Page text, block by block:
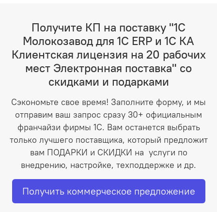
Получите КП на поставку "1С
Молокозавод для 1С ERP и 1С КА
Клиентская лицензия на 20 рабочих
мест Электронная поставка" со
скидками и подарками
Сэкономьте свое время! Заполните форму, и мы
отправим ваш запрос сразу 30+ официальным
франчайзи фирмы 1С. Вам останется выбрать
только лучшего поставщика, который предложит
вам ПОДАРКИ и СКИДКИ на услуги по
внедрению, настройке, техподдержке и др.
Получить коммерческое предложение